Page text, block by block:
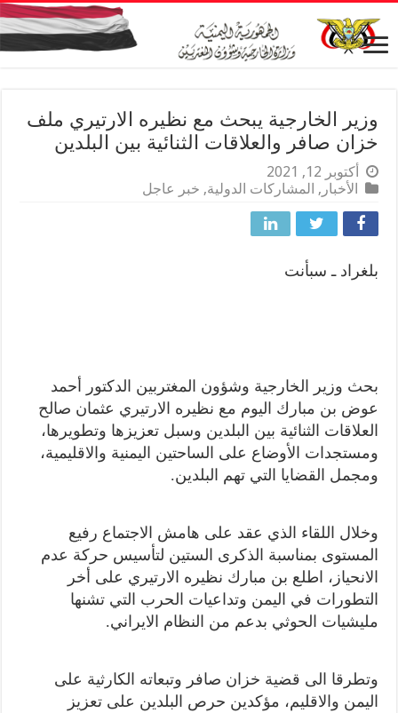
وزير الخارجية يبحث مع نظيره الارتيري ملف
خزان صافر والعلاقات الثنائية بين البلدين
أكتوبر 12, 2021
الأخبار , المشاركات الدولية, خبر عاجل
بلغراد ـ سبأنت
بحث وزير الخارجية وشؤون المغتربين الدكتور أحمد
عوض بن مبارك اليوم مع نظيره الارتيري عثمان صالح
العلاقات الثنائية بين البلدين وسبل تعزيزها وتطويرها،
ومستجدات الأوضاع على الساحتين اليمنية والاقليمية،
ومجمل القضايا التي تهم البلدين.
وخلال اللقاء الذي عقد على هامش الاجتماع رفيع
المستوى بمناسبة الذكرى الستين لتأسيس حركة عدم
الانحياز، اطلع بن مبارك نظيره الارتيري على أخر
التطورات في اليمن وتداعيات الحرب التي تشنها
مليشيات الحوثي بدعم من النظام الايراني.
وتطرقا الى قضية خزان صافر وتبعاته الكارثية على
اليمن والاقليم، مؤكدين حرص البلدين على تعزيز